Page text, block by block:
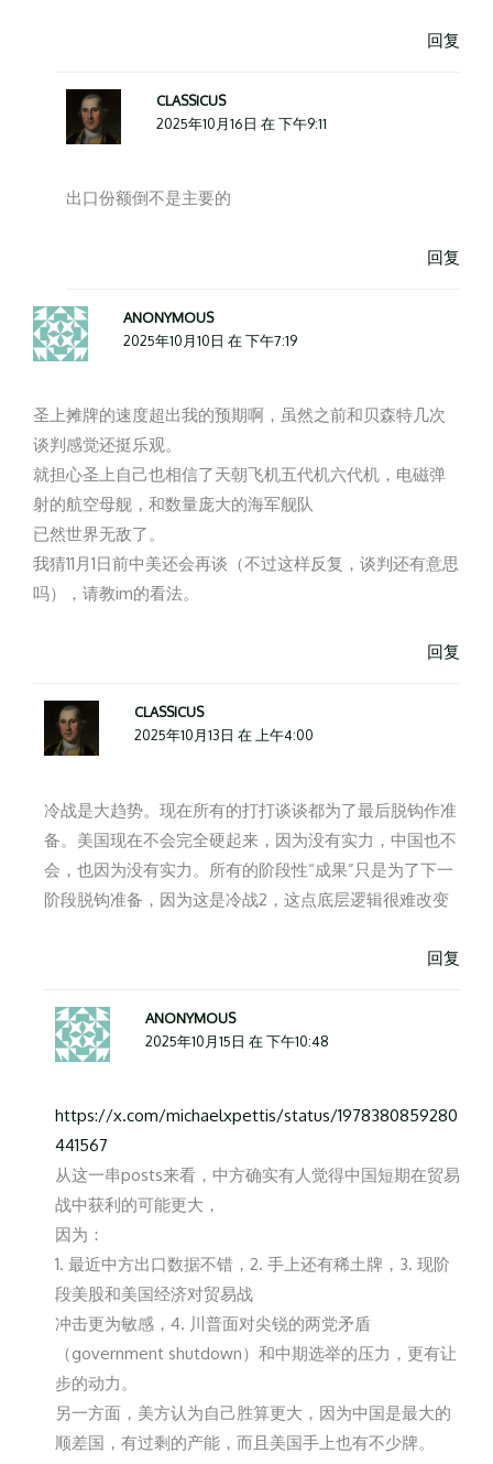
回复
CLASSICUS
2025年10月16日 在 下午9:11
出口份额倒不是主要的
回复
ANONYMOUS
2025年10月10日 在 下午7:19
圣上摊牌的速度超出我的预期啊，虽然之前和贝森特几次
谈判感觉还挺乐观。
就担心圣上自己也相信了天朝飞机五代机六代机，电磁弹
射的航空母舰，和数量庞大的海军舰队
已然世界无敌了。
我猜11月1日前中美还会再谈（不过这样反复，谈判还有意思
吗），请教im的看法。
回复
CLASSICUS
2025年10月13日 在 上午4:00
冷战是大趋势。现在所有的打打谈谈都为了最后脱钩作准
备。美国现在不会完全硬起来，因为没有实力，中国也不
会，也因为没有实力。所有的阶段性“成果”只是为了下一
阶段脱钩准备，因为这是冷战2，这点底层逻辑很难改变
回复
ANONYMOUS
2025年10月15日 在 下午10:48
https://x.com/michaelxpettis/status/1978380859280
441567
从这一串posts来看，中方确实有人觉得中国短期在贸易
战中获利的可能更大，
因为：
1. 最近中方出口数据不错，2. 手上还有稀土牌，3. 现阶
段美股和美国经济对贸易战
冲击更为敏感，4. 川普面对尖锐的两党矛盾
（government shutdown）和中期选举的压力，更有让
步的动力。
另一方面，美方认为自己胜算更大，因为中国是最大的
顺差国，有过剩的产能，而且美国手上也有不少牌。